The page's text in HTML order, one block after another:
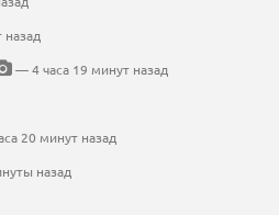
— 4 часа 19 минут назад
20 минут назад
назад